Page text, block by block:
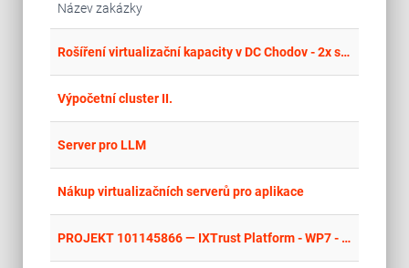
Název zakázky
Rošíření virtualizační kapacity v DC Chodov - 2x server
Výpočetní cluster II.
Server pro LLM
Nákup virtualizačních serverů pro aplikace
PROJEKT 101145866 — IXTrust Platform - WP7 - Dodávka bezpečnostní IT infrastruktury